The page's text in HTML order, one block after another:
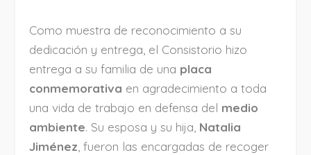
Como muestra de reconocimiento a su
dedicación y entrega, el Consistorio hizo
entrega a su familia de una placa
conmemorativa en agradecimiento a toda
una vida de trabajo en defensa del medio
ambiente. Su esposa y su hija, Natalia
Jiménez , fueron las encargadas de recoger